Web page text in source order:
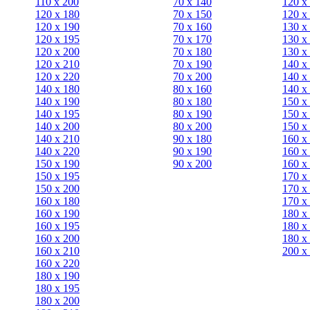
120 x 180
120 х 190
120 х 195
120 х 200
120 x 210
120 x 220
140 x 180
140 х 190
140 х 195
140 х 200
140 x 210
140 x 220
150 х 190
150 х 195
150 х 200
160 x 180
160 х 190
160 х 195
160 х 200
160 x 210
160 x 220
180 х 190
180 х 195
180 х 200
70 х 150
70 х 160
70 х 170
70 х 180
70 х 190
70 х 200
80 х 160
80 х 180
80 x 190
80 x 200
90 х 180
90 x 190
90 x 200
120 х
130 х
130 х
130 х
140 х
140 х
140 х
150 х
150 х
150 х
160 х
160 х
160 х
170 х
170 х
170 х
180 х
180 х
180 х
200 x